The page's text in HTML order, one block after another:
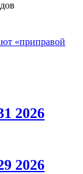
«приправой
2026
2026